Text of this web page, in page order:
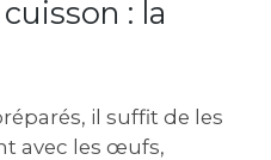
: la
il suffit de les
avec les œufs‚